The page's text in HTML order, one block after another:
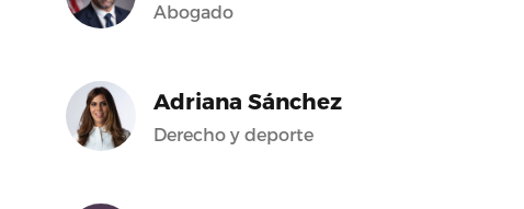
Abogado
Adriana Sánchez
Derecho y deporte